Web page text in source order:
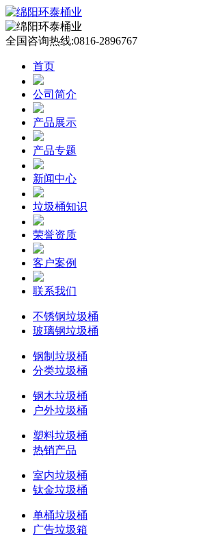
全国咨询热线:0816-2896767
首页
公司简介
产品展示
产品专题
新闻中心
垃圾桶知识
荣誉资质
客户案例
联系我们
不锈钢垃圾桶
玻璃钢垃圾桶
钢制垃圾桶
分类垃圾桶
钢木垃圾桶
户外垃圾桶
塑料垃圾桶
热销产品
室内垃圾桶
钛金垃圾桶
单桶垃圾桶
广告垃圾箱